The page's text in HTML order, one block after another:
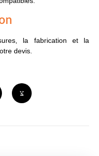
la fabrication et la
devis.